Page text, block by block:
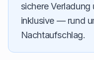
sichere
inklusive — rund
Nachtaufschlag.